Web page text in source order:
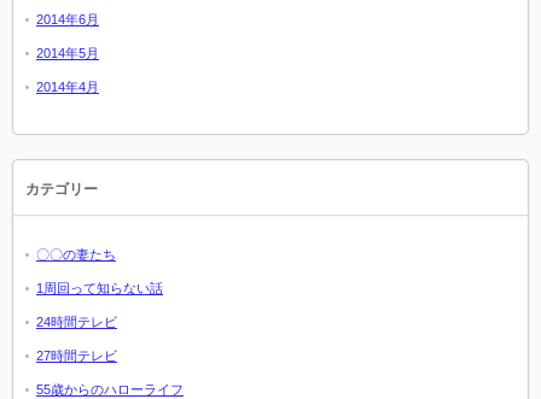
2014年6月
2014年5月
2014年4月
カテゴリー
〇〇の妻たち
1周回って知らない話
24時間テレビ
27時間テレビ
55歳からのハローライフ